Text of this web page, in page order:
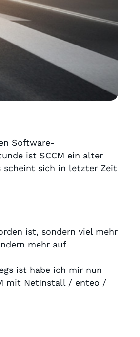
Software-
ist SCCM ein alter
scheint sich in letzter Zeit
ist, sondern viel mehr
mehr auf
ist habe ich mir nun
mit NetInstall / enteo /